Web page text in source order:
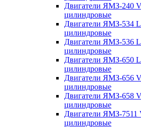
Двигатели ЯМЗ-240
цилиндровые
Двигатели ЯМЗ-534
цилиндровые
Двигатели ЯМЗ-536
цилиндровые
Двигатели ЯМЗ-650
цилиндровые
Двигатели ЯМЗ-656
цилиндровые
Двигатели ЯМЗ-658
цилиндровые
Двигатели ЯМЗ-7511
цилиндровые